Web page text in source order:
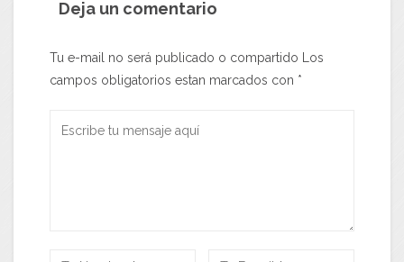
Deja un comentario
Tu e-mail no será publicado o compartido Los
campos obligatorios estan marcados con *